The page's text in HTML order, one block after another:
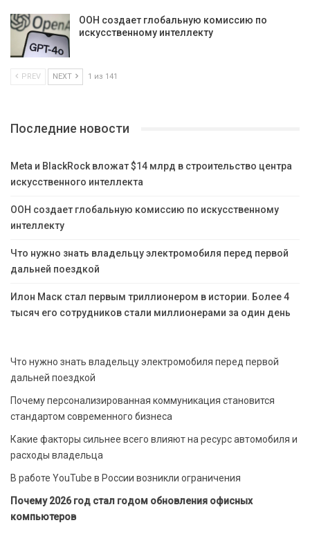
ООН создает глобальную комиссию по
искусственному интеллекту
PREV NEXT 1 из 141
Последние новости
Meta и BlackRock вложат $14 млрд в строительство центра
искусственного интеллекта
ООН создает глобальную комиссию по искусственному
интеллекту
Что нужно знать владельцу электромобиля перед первой
дальней поездкой
Илон Маск стал первым триллионером в истории. Более 4
тысяч его сотрудников стали миллионерами за один день
Что нужно знать владельцу электромобиля перед первой
дальней поездкой
Почему персонализированная коммуникация становится
стандартом современного бизнеса
Какие факторы сильнее всего влияют на ресурс автомобиля и
расходы владельца
В работе YouTube в России возникли ограничения
Почему 2026 год стал годом обновления офисных
компьютеров